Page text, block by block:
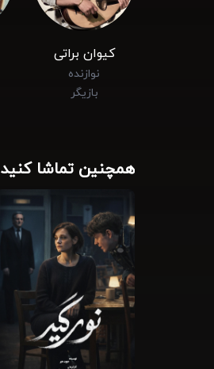
کیوان براتی
نوازنده
بازیگر
همچنین تماشا کنید